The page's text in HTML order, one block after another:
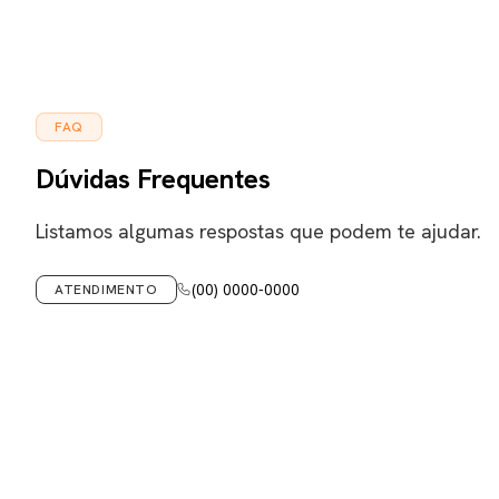
FAQ
Dúvidas Frequentes
Listamos algumas respostas que podem te ajudar.
ATENDIMENTO (00) 0000-0000